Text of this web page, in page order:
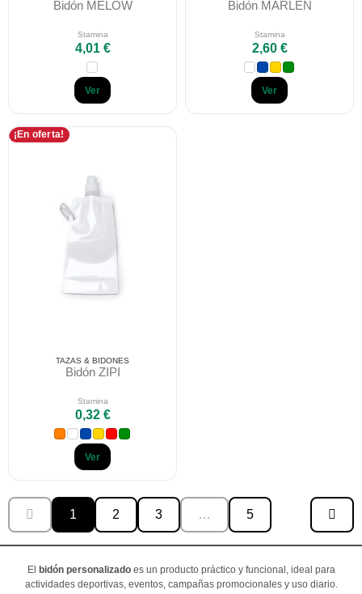
Bidón MELOW
Stamina
4,01 €
Ver
Bidón MARLEN
Stamina
2,60 €
Ver
¡En oferta!
TAZAS & BIDONES
Bidón ZIPI
Stamina
0,32 €
Ver
1 2 3 … 5
El bidón personalizadoes un producto práctico y funcional, ideal para
actividades deportivas, eventos, campañas promocionales y uso diario.